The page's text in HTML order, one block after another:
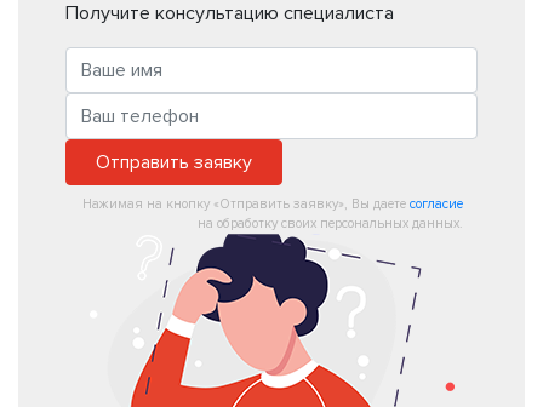
Получите консультацию специалиста
Отправить заявку
Нажимая на кнопку «Отправить заявку», Вы даете согласие
на обработку своих персональных данных.